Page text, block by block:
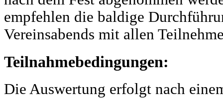
empfehlen die baldige
Vereinsabends mit allen
Teilnahmebedingungen:
Die Auswertung erfolgt nach